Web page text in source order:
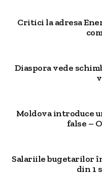
Critici la adresa
Diaspora vede
Moldova introduce
false –
Salariile bugetarilor
din 1